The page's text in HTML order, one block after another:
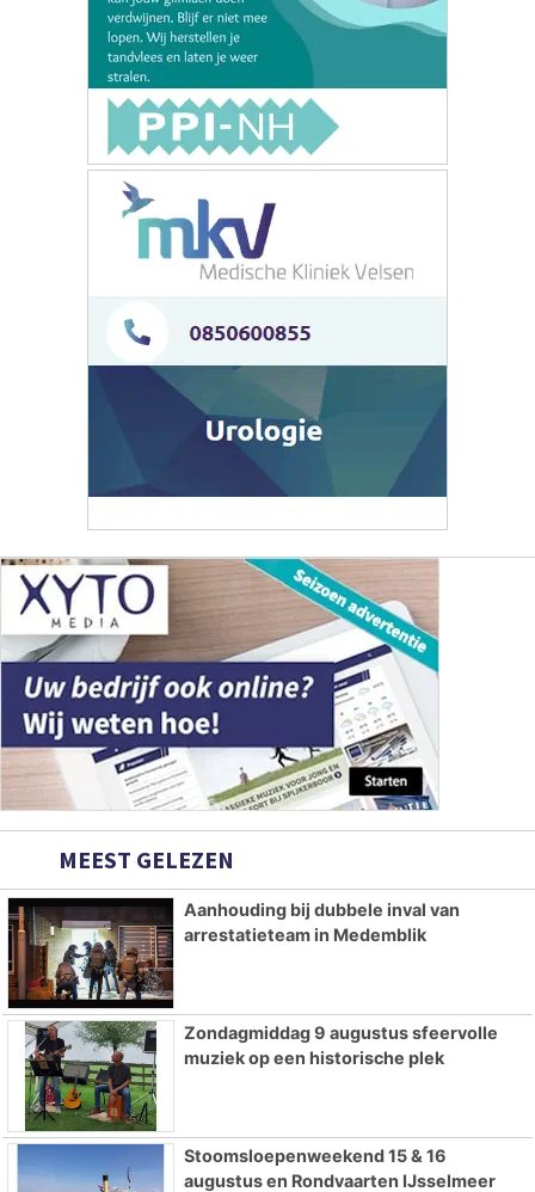
MEEST GELEZEN
Aanhouding bij dubbele inval van
arrestatieteam in Medemblik
Zondagmiddag 9 augustus sfeervolle
muziek op een historische plek
Stoomsloepenweekend 15 & 16
augustus en Rondvaarten IJsselmeer